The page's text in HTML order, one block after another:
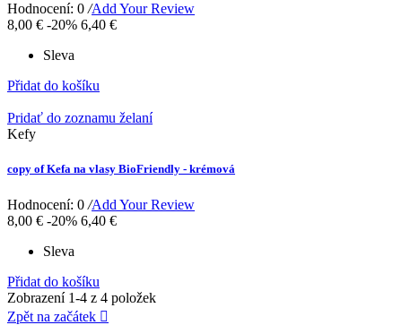
Hodnocení: 0 /Add Your Review
8,00 € -20% 6,40 €
Sleva
Přidat do košíku
Pridať do zoznamu želaní
Kefy
copy of Kefa na vlasy BioFriendly - krémová
Hodnocení: 0 /Add Your Review
8,00 € -20% 6,40 €
Sleva
Přidat do košíku
Zobrazení 1-4 z 4 položek
Zpět na začátek 